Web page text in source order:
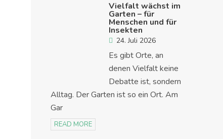
Vielfalt wächst im
Garten – für
Menschen und für
Insekten
24. Juli 2026
Es gibt Orte, an
denen Vielfalt keine
Debatte ist, sondern
Alltag. Der Garten ist so ein Ort. Am
Gar
READ MORE